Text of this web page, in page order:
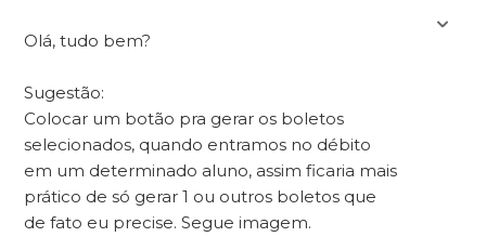
Olá, tudo bem?
Sugestão:
Colocar um botão pra gerar os boletos
selecionados, quando entramos no débito
em um determinado aluno, assim ficaria mais
prático de só gerar 1 ou outros boletos que
de fato eu precise. Segue imagem.